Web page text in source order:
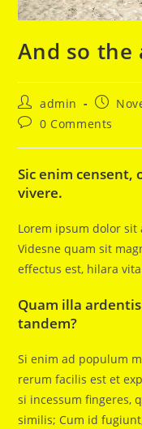
And so the
Post
author:
admin
Post
Post0 Comments
Sic enim censent,
vivere.
Lorem ipsum dolor
Videsne quam sit
effectus est, hilara
Quam illa
tandem?
Si enim ad populum
rerum facilis est et
si incessum fingeres,
similis; Cum id